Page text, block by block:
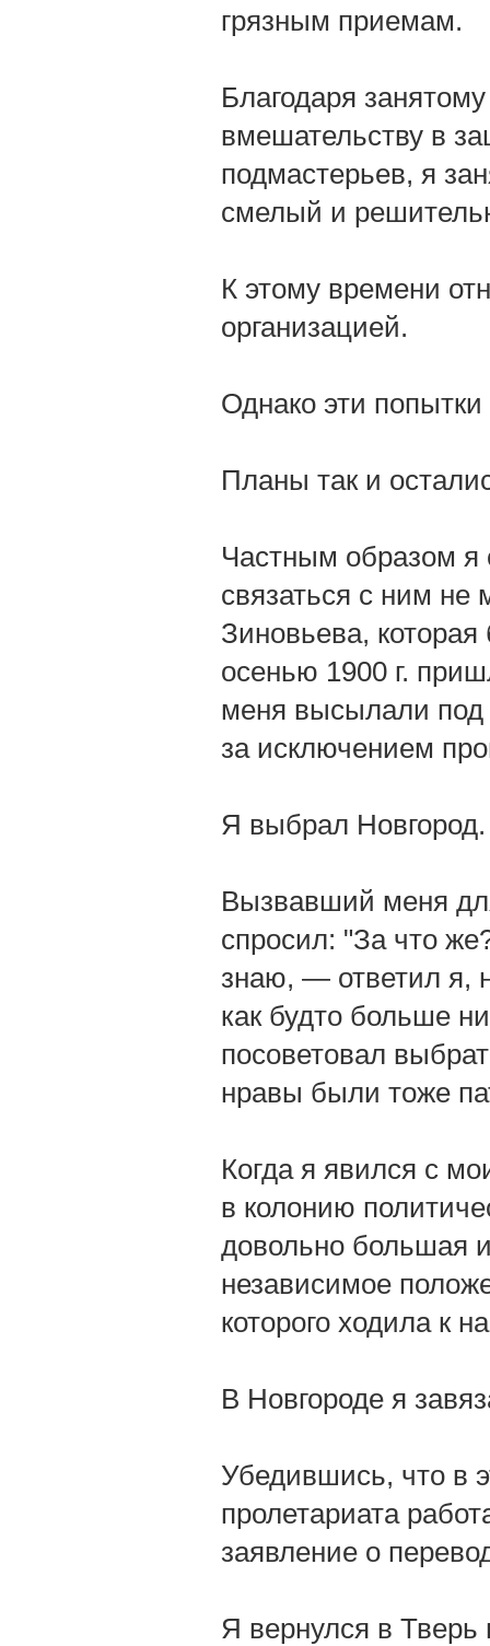
грязным приемам.
Благодаря
вмешательству в
подмастерьев, я
смелый и
К этому времени
организацией.
Однако эти
Планы так и
Частным образом я
связаться с ним не
Зиновьева,
осенью 1900 г.
меня высылали под
за исключением
Я выбрал Новгород.
Вызвавший меня
спросил: "За что
знаю, — ответил я,
как будто больше
посоветовал
нравы были тоже
Когда я явился с
в колонию
довольно большая
независимое
которого ходила к
В Новгороде я
Убедившись, что в
пролетариата
заявление о
Я вернулся в Тверь